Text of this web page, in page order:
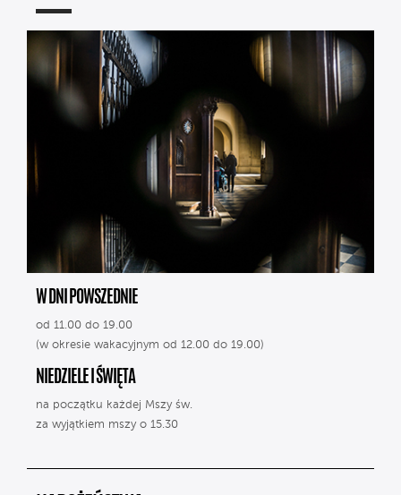
W DNI POWSZEDNIE
od 11.00 do 19.00
(w okresie wakacyjnym od 12.00 do 19.00)
NIEDZIELE I ŚWIĘTA
na początku każdej Mszy św.
za wyjątkiem mszy o 15.30